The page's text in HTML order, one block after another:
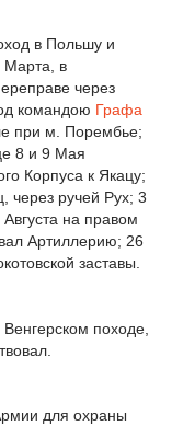
в Польшу и
Марта, в
через
командою Графа
при м. Порембье;
8 и 9 Мая
Корпуса к Якацу;
ручей Рух; 3
на правом
Артиллерию; 26
заставы.
походе,
для охраны